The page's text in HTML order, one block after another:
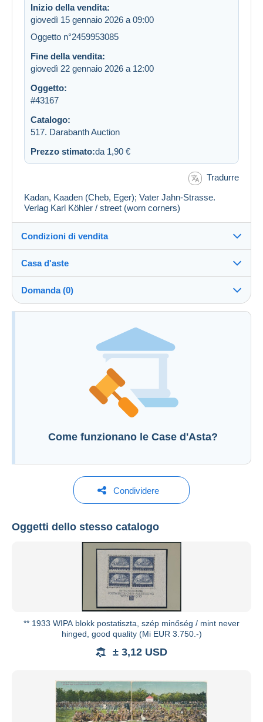
Inizio della vendita:
giovedì 15 gennaio 2026 a 09:00
Oggetto n°2459953085
Fine della vendita:
giovedì 22 gennaio 2026 a 12:00
Oggetto:
#43167
Catalogo:
517. Darabanth Auction
Prezzo stimato:da 1,90 €
Tradurre
Kadan, Kaaden (Cheb, Eger); Vater Jahn-Strasse.
Verlag Karl Köhler / street (worn corners)
Condizioni di vendita
Casa d'aste
Vedi tutti i cataloghi
Domanda (0)
Per inviare una domanda devi aprire una
Aprire una sessione
Come funzionano le Case d'Asta?
Condividere
Oggetti dello stesso catalogo
** 1933 WIPA blokk postatiszta, szép minőség / mint never
hinged, good quality (Mi EUR 3.750.-)
± 3,12 USD